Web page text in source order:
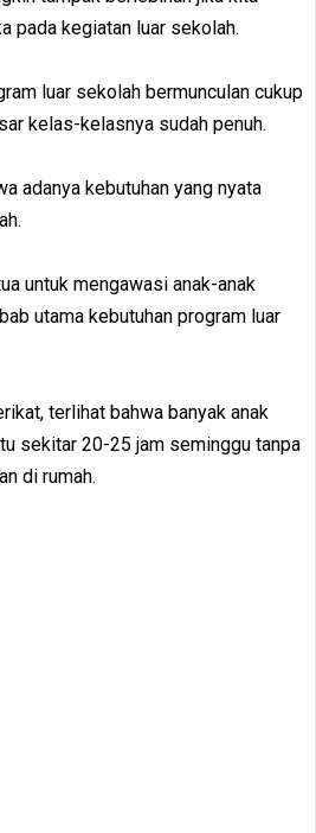
pada kegiatan luar sekolah.
luar sekolah bermunculan cukup
kelas-kelasnya sudah penuh.
adanya kebutuhan yang nyata
untuk mengawasi anak-anak
utama kebutuhan program luar
terlihat bahwa banyak anak
sekitar 20-25 jam seminggu tanpa
di rumah.